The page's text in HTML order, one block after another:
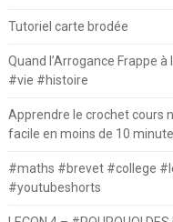
Tutoriel carte brodée
Quand l’Arrogance Frappe
#vie #histoire
Apprendre le crochet cours
facile en moins de 10
#maths #brevet #college
#youtubeshorts